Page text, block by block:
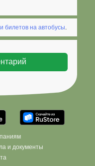
билетов на автобусы.
и документы